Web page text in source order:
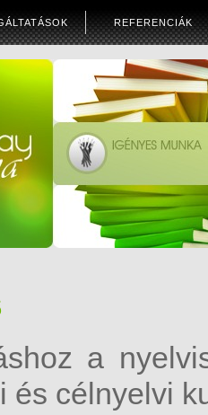
REFERENCIÁK
a
és célnyelvi